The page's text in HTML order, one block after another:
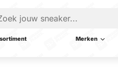
Merken